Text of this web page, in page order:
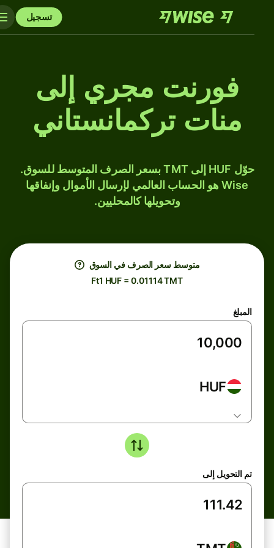
تسجيل
فورنت مجري إلى
منات تركمانستاني
حوّل HUF إلى TMT بسعر الصرف المتوسط للسوق.
Wise هو الحساب العالمي لإرسال الأموال وإنفاقها
وتحويلها كالمحليين.
متوسط ​​سعر الصرف في السوق
Ft1 HUF = 0.01114 TMT
المبلغ
HUF
تم التحويل إلى